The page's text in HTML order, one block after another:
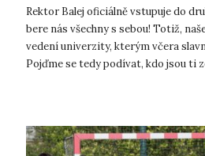
Rektor Balej oficiálně vstupuje do
bere nás všechny s sebou! Totiž,
vedení univerzity, kterým včera
Pojďme se tedy podívat, kdo jsou ti